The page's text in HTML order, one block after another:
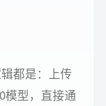
都是：上传
模型，直接通